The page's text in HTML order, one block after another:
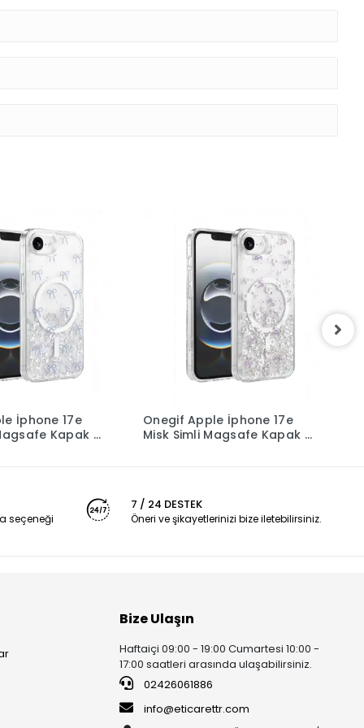
İphone 17e
Kapak -
Onegif Apple İphone 17e
Misk Simli Magsafe Kapak -
seçeneği
7 / 24 DESTEK
Öneri ve şikayetlerinizi bize iletebilirsiniz.
Bize Ulaşın
Haftaiçi 09:00 - 19:00 Cumartesi 10:00 -
17:00 saatleri arasında ulaşabilirsiniz.
02426061886
info@eticarettr.com